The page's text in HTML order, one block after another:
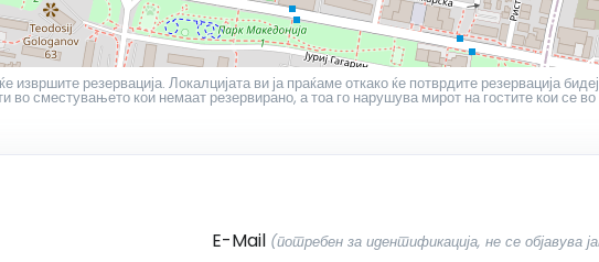
извршите резервација. Локалцијата ви ја праќаме откако ќе потврдите резервација
во сместувањето кои немаат резервирано, а тоа го нарушува мирот на гостите кои се во
E-Mail (потребен за идентификација, не се објавува